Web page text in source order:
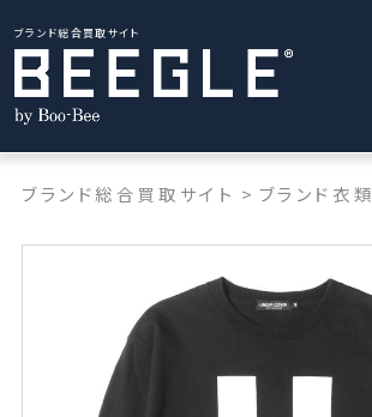
ブランド総合買取サイト
ブランド総合買取サイト > ブランド衣類